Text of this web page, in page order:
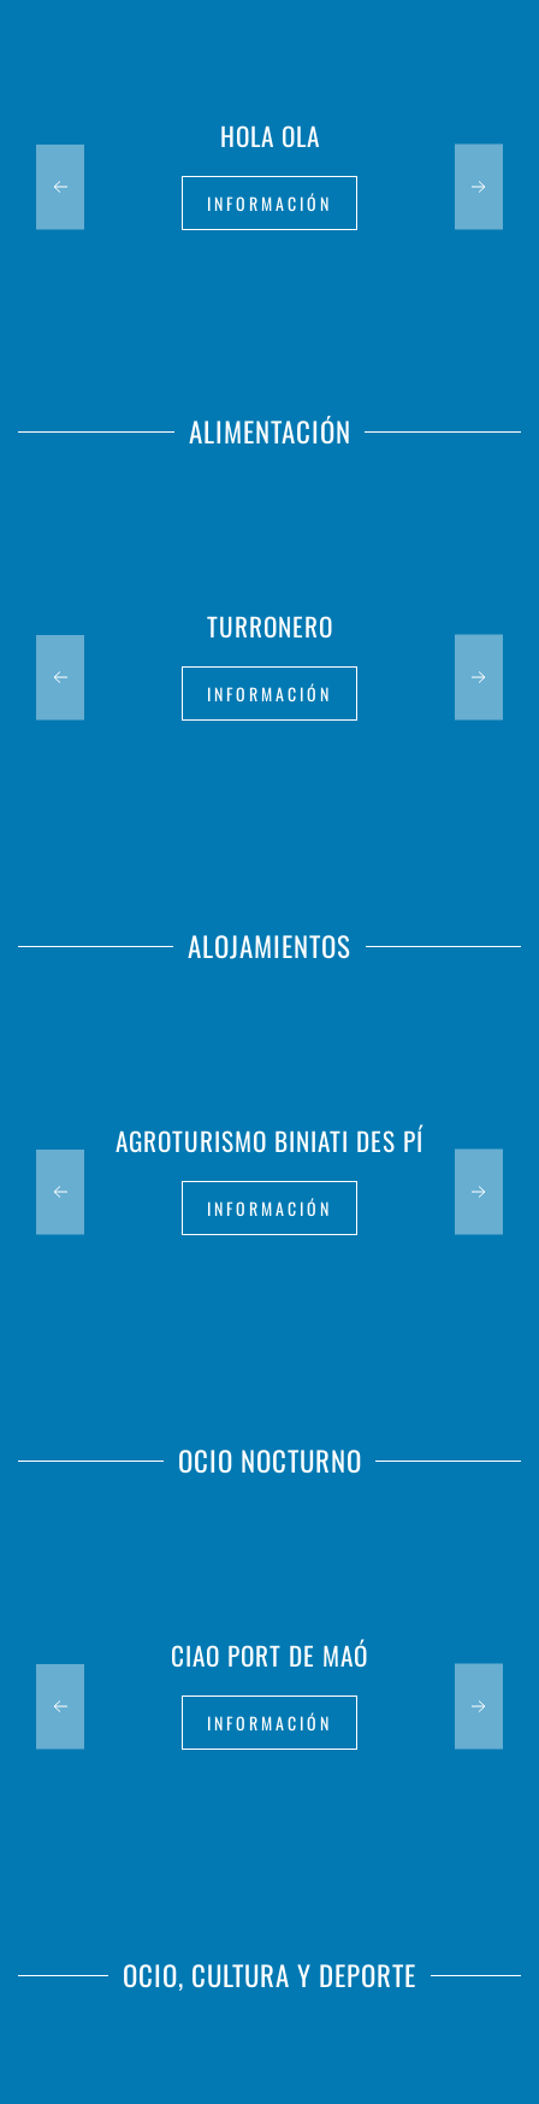
HOLA OLA
INFORMACIÓN
ALIMENTACIÓN
TURRONERO
INFORMACIÓN
ALOJAMIENTOS
AGROTURISMO BINIATI DES PÍ
INFORMACIÓN
OCIO NOCTURNO
CIAO PORT DE MAÓ
INFORMACIÓN
OCIO, CULTURA Y DEPORTE